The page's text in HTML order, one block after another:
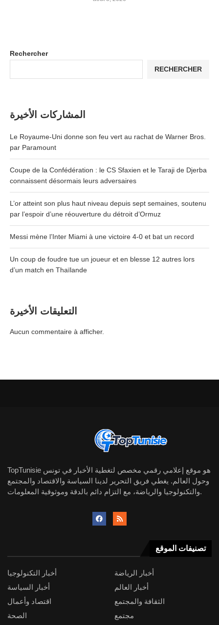
Rechercher
RECHERCHER
المشاركات الأخيرة
Le Royaume-Uni donne son feu vert au rachat de Warner Bros.
par Paramount
Coupe de la Confédération : le CS Sfaxien et le Taraji de Djerba
connaissent désormais leurs adversaires
L’or atteint son plus haut niveau depuis sept semaines, soutenu
par l’espoir d’une réouverture du détroit d’Ormuz
Messi mène l’Inter Miami à une victoire 4-0 et bat un record
Un coup de foudre tue un joueur et en blesse 12 autres lors
d’un match en Thaïlande
التعليقات الأخيرة
Aucun commentaire à afficher.
TopTunisie هو موقع إعلامي رقمي مخصص لتغطية الأخبار في تونس
وحول العالم. يغطي فريق التحرير لدينا السياسة والاقتصاد والمجتمع
والتكنولوجيا والرياضة، مع التزام دائم بالدقة وموثوقية المعلومات.
تصنيفات الموقع
أخبار التكنولوجيا
أخبار الرياضة
أخبار السياسة
أخبار العالم
اقتصاد وأعمال
الثقافة والمجتمع
الصحة
مجتمع